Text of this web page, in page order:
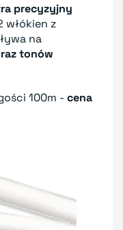
precyzyjny
włókien z
na
tonów
100m - cena